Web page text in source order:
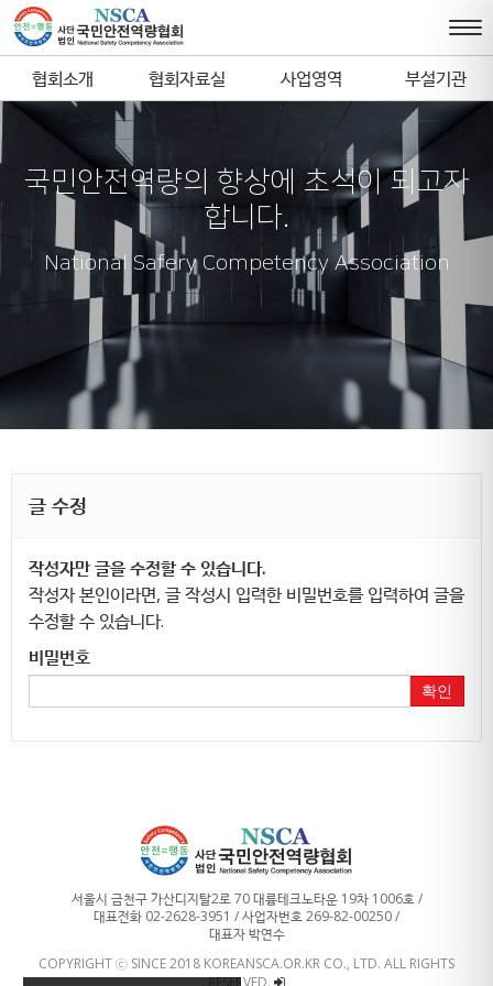
협회소개 협회자료실 사업영역 부설기관
국민안전역량의 향상에 초석이 되고자
합니다.
National Safery Competency Association
글 수정
작성자만 글을 수정할 수 있습니다.
작성자 본인이라면, 글 작성시 입력한 비밀번호를 입력하여 글을
수정할 수 있습니다.
비밀번호
확인
서울시 금천구 가산디지탈2로 70 대륭테크노타운 19차 1006호 /
대표전화 02-2628-3951 / 사업자번호 269-82-00250 /
대표자 박연수
COPYRIGHT ⓒ SINCE 2018 KOREANSCA.OR.KR CO., LTD. ALL RIGHTS
RESERVED.